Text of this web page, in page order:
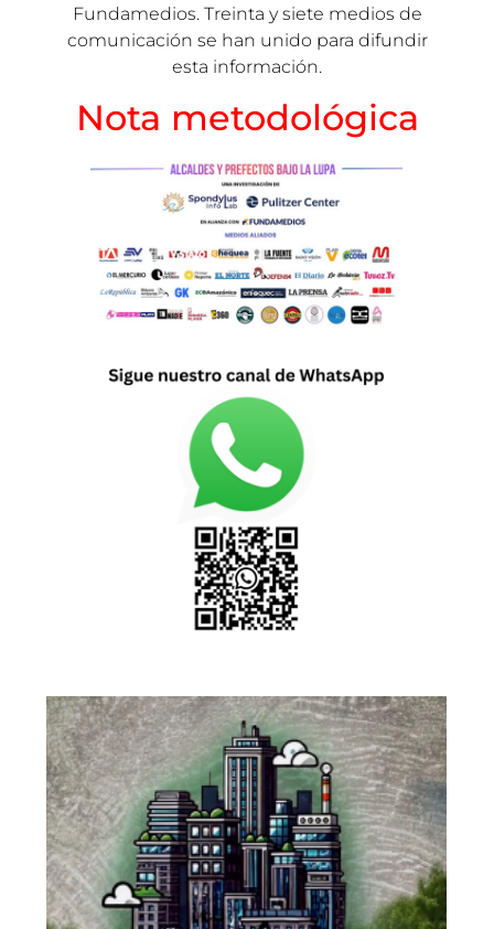
Fundamedios. Treinta y siete medios de
comunicación se han unido para difundir
esta información.
Nota metodológica